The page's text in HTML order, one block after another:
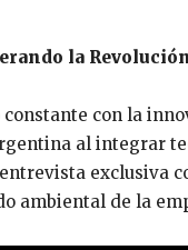
la
con la
al integrar
exclusiva
ambiental de la